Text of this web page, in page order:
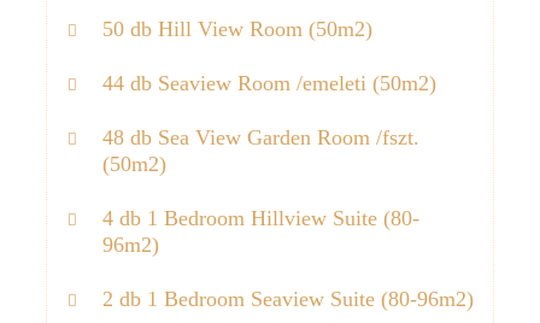
50 db Hill View Room (50m2)
44 db Seaview Room /emeleti (50m2)
48 db Sea View Garden Room /fszt.
(50m2)
4 db 1 Bedroom Hillview Suite (80-
96m2)
2 db 1 Bedroom Seaview Suite (80-96m2)